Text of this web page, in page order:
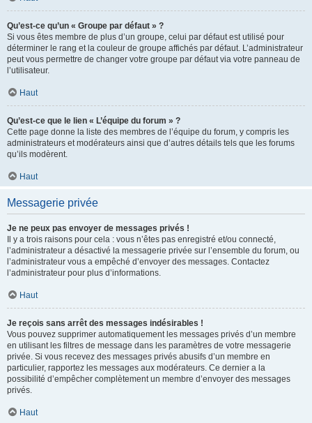
Qu’est-ce qu’un « Groupe par défaut » ?
Si vous êtes membre de plus d’un groupe, celui par défaut est utilisé pour
déterminer le rang et la couleur de groupe affichés par défaut. L’administrateur
peut vous permettre de changer votre groupe par défaut via votre panneau de
l’utilisateur.
Haut
Qu’est-ce que le lien « L’équipe du forum » ?
Cette page donne la liste des membres de l’équipe du forum, y compris les
administrateurs et modérateurs ainsi que d’autres détails tels que les forums
qu’ils modèrent.
Haut
Messagerie privée
Je ne peux pas envoyer de messages privés !
Il y a trois raisons pour cela : vous n’êtes pas enregistré et/ou connecté,
l’administrateur a désactivé la messagerie privée sur l’ensemble du forum, ou
l’administrateur vous a empêché d’envoyer des messages. Contactez
l’administrateur pour plus d’informations.
Haut
Je reçois sans arrêt des messages indésirables !
Vous pouvez supprimer automatiquement les messages privés d’un membre
en utilisant les filtres de message dans les paramètres de votre messagerie
privée. Si vous recevez des messages privés abusifs d’un membre en
particulier, rapportez les messages aux modérateurs. Ce dernier a la
possibilité d’empêcher complètement un membre d’envoyer des messages
privés.
Haut